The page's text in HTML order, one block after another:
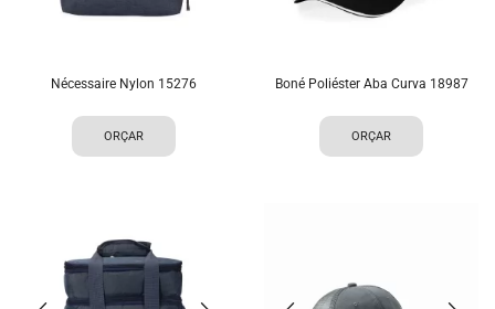
Nécessaire Nylon 15276
ORÇAR
Boné Poliéster Aba Curva 18987
ORÇAR